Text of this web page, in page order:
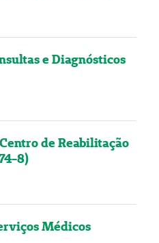
e Diagnósticos
de Reabilitação
8)
Médicos